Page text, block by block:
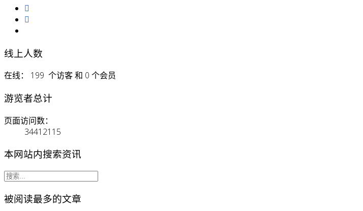
线上人数
在线： 199 个访客 和 0 个会员
游览者总计
页面访问数：
34412115
本网站内搜索资讯
被阅读最多的文章